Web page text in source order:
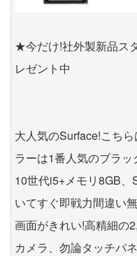
★今だけ!社外製新品ス
レゼント中
大人気のSurface!こち
ラーは1番人気のブラッ
10世代i5+メモリ8GB
いてすぐ即戦力間違い
画面がきれい!高精細の
カメラ、勿論タッチパ